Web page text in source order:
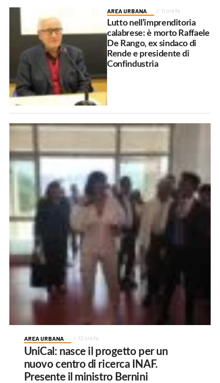
AREA URBANA 11 ore fa
Lutto nell’imprenditoria
calabrese: è morto Raffaele
De Rango, ex sindaco di
Rende e presidente di
Confindustria
AREA URBANA 12 ore fa
UniCal: nasce il progetto per un
nuovo centro di ricerca INAF.
Presente il ministro Bernini